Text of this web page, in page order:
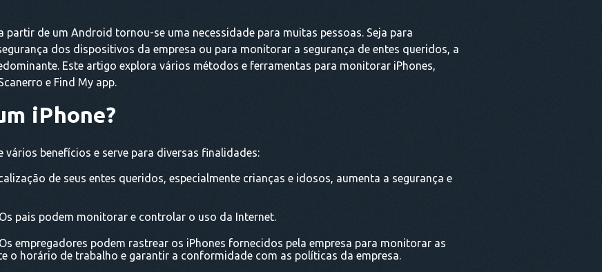
partir de um Android tornou-se uma necessidade para muitas pessoas. Seja para
dos dispositivos da empresa ou para monitorar a segurança de entes queridos, a
Este artigo explora vários métodos e ferramentas para monitorar iPhones,
e Find My app.
iPhone?
vários benefícios e serve para diversas finalidades:
de seus entes queridos, especialmente crianças e idosos, aumenta a segurança e
Os pais podem monitorar e controlar o uso da Internet.
Os empregadores podem rastrear os iPhones fornecidos pela empresa para monitorar as
o horário de trabalho e garantir a conformidade com as políticas da empresa.